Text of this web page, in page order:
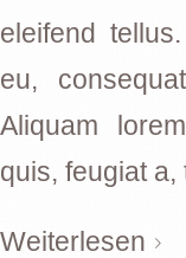
eleifend
eu,
Aliquam
quis, feugiat a,
Weiterlesen